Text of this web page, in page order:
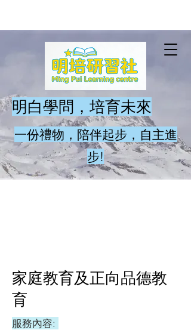
​明白學問，培育未來
一份禮物，陪伴起步，自主進
步!
​家庭教育及正向品德教
育
服務內容: